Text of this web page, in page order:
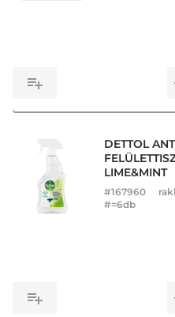
DETTOL
LIME&MINT
#167960
#=6db